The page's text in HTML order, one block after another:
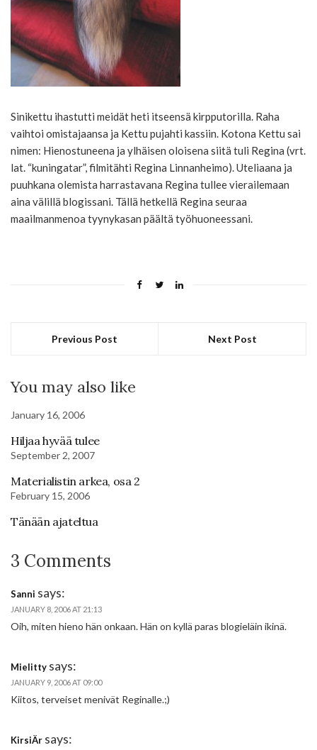
Sinikettu ihastutti meidät heti itseensä kirpputorilla. Raha
vaihtoi omistajaansa ja Kettu pujahti kassiin. Kotona Kettu sai
nimen: Hienostuneena ja ylhäisen oloisena siitä tuli Regina (vrt.
lat. “kuningatar”, filmitähti Regina Linnanheimo). Uteliaana ja
puuhkana olemista harrastavana Regina tullee vierailemaan
aina välillä blogissani. Tällä hetkellä Regina seuraa
maailmanmenoa tyynykasan päältä työhuoneessani.
Previous Post Next Post
You may also like
January 16, 2006
Hiljaa hyvää tulee
September 2, 2007
Materialistin arkea, osa 2
February 15, 2006
Tänään ajateltua
3 Comments
Sanni says:
JANUARY 8, 2006 AT 21:13
Oih, miten hieno hän onkaan. Hän on kyllä paras blogieläin ikinä.
Mielitty says:
JANUARY 9, 2006 AT 09:00
Kiitos, terveiset menivät Reginalle.;)
KirsiÄr says: